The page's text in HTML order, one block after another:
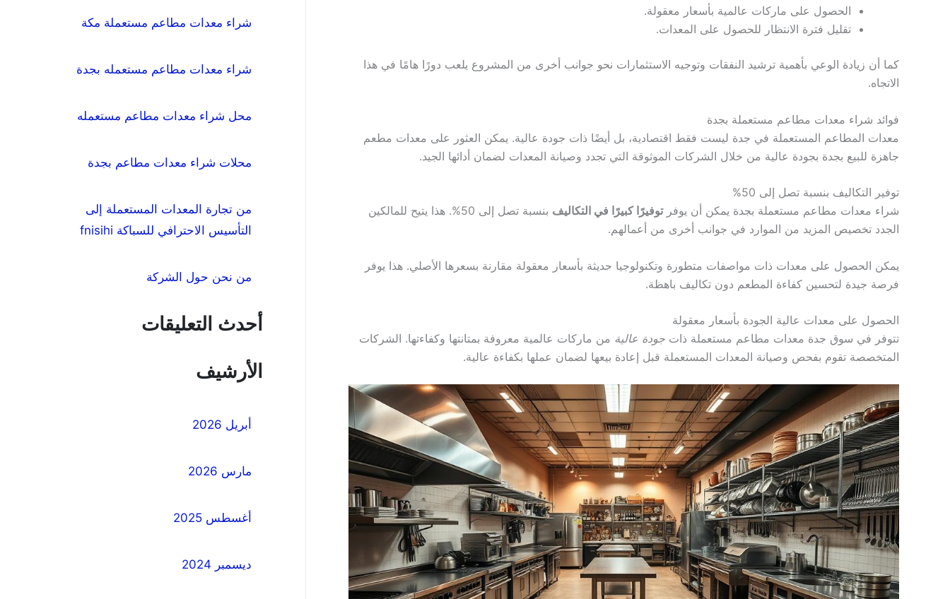
الحصول على ماركات عالمية بأسعار معقولة.
تقليل فترة الانتظار للحصول على المعدات.
كما أن زيادة الوعي بأهمية ترشيد النفقات وتوجيه الاستثمارات نحو جوانب أخرى من المشروع يلعب دورًا هامًا في هذا
الاتجاه.
فوائد شراء معدات مطاعم مستعملة بجدة
معدات المطاعم المستعملة في جدة ليست فقط اقتصادية، بل أيضًا ذات جودة عالية. يمكن العثور على معدات مطعم
جاهزة للبيع بجدة بجودة عالية من خلال الشركات الموثوقة التي تجدد وصيانة المعدات لضمان أدائها الجيد.
توفير التكاليف بنسبة تصل إلى 50%
شراء معدات مطاعم مستعملة بجدة يمكن أن يوفرتوفيرًا كبيرًا في التكاليف
بنسبة تصل إلى 50%. هذا يتيح للمالكين
الجدد تخصيص المزيد من الموارد في جوانب أخرى من أعمالهم.
يمكن الحصول على معدات ذات مواصفات متطورة وتكنولوجيا حديثة بأسعار معقولة مقارنة بسعرها الأصلي. هذا يوفر
فرصة جيدة لتحسين كفاءة المطعم دون تكاليف باهظة.
الحصول على معدات عالية الجودة بأسعار معقولة
تتوفر في سوق جدة معدات مطاعم مستعملة ذات جودة عالية من ماركات عالمية معروفة بمتانتها وكفاءتها. الشركات
المتخصصة تقوم بفحص وصيانة المعدات المستعملة قبل إعادة بيعها لضمان عملها بكفاءة عالية.
شراء معدات مطاعم مستعملة مكة
شراء معدات مطاعم مستعمله بجدة
محل شراء معدات مطاعم مستعمله
محلات شراء معدات مطاعم بجدة
من تجارة المعدات المستعملة إلى
التأسيس الاحترافي للسباكة fnisihi
من نحن حول الشركة
أحدث التعليقات
الأرشيف
أبريل 2026
مارس 2026
أغسطس 2025
ديسمبر 2024